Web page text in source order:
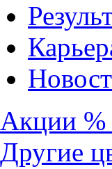
Акции %
Другие